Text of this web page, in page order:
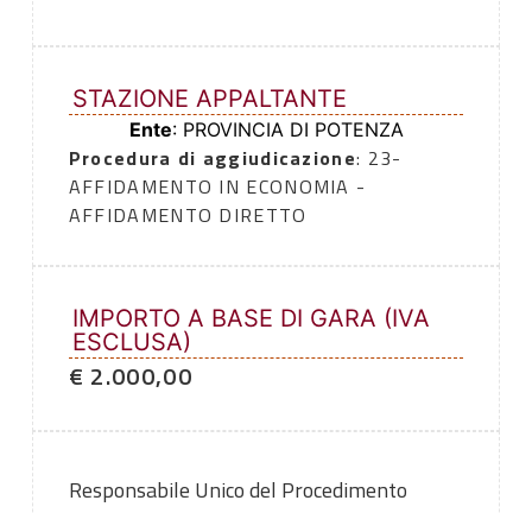
STAZIONE APPALTANTE
Ente: PROVINCIA DI POTENZA
Procedura di aggiudicazione: 23-
AFFIDAMENTO IN ECONOMIA -
AFFIDAMENTO DIRETTO
IMPORTO A BASE DI GARA (IVA
ESCLUSA)
€ 2.000,00
Responsabile Unico del Procedimento